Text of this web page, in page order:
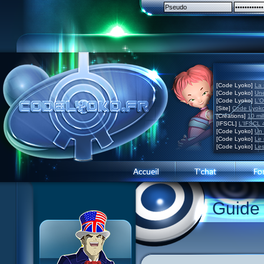
[Code Lyoko] La
[Code Lyoko]
[Code Lyoko]
[Site] Code
[Créations] 10
[IFSCL] L'IFSCL
[Code Lyoko] Un
[Code Lyoko] Le
[Code Lyoko]